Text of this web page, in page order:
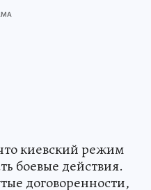
киевский режим
боевые действия.
договоренности,